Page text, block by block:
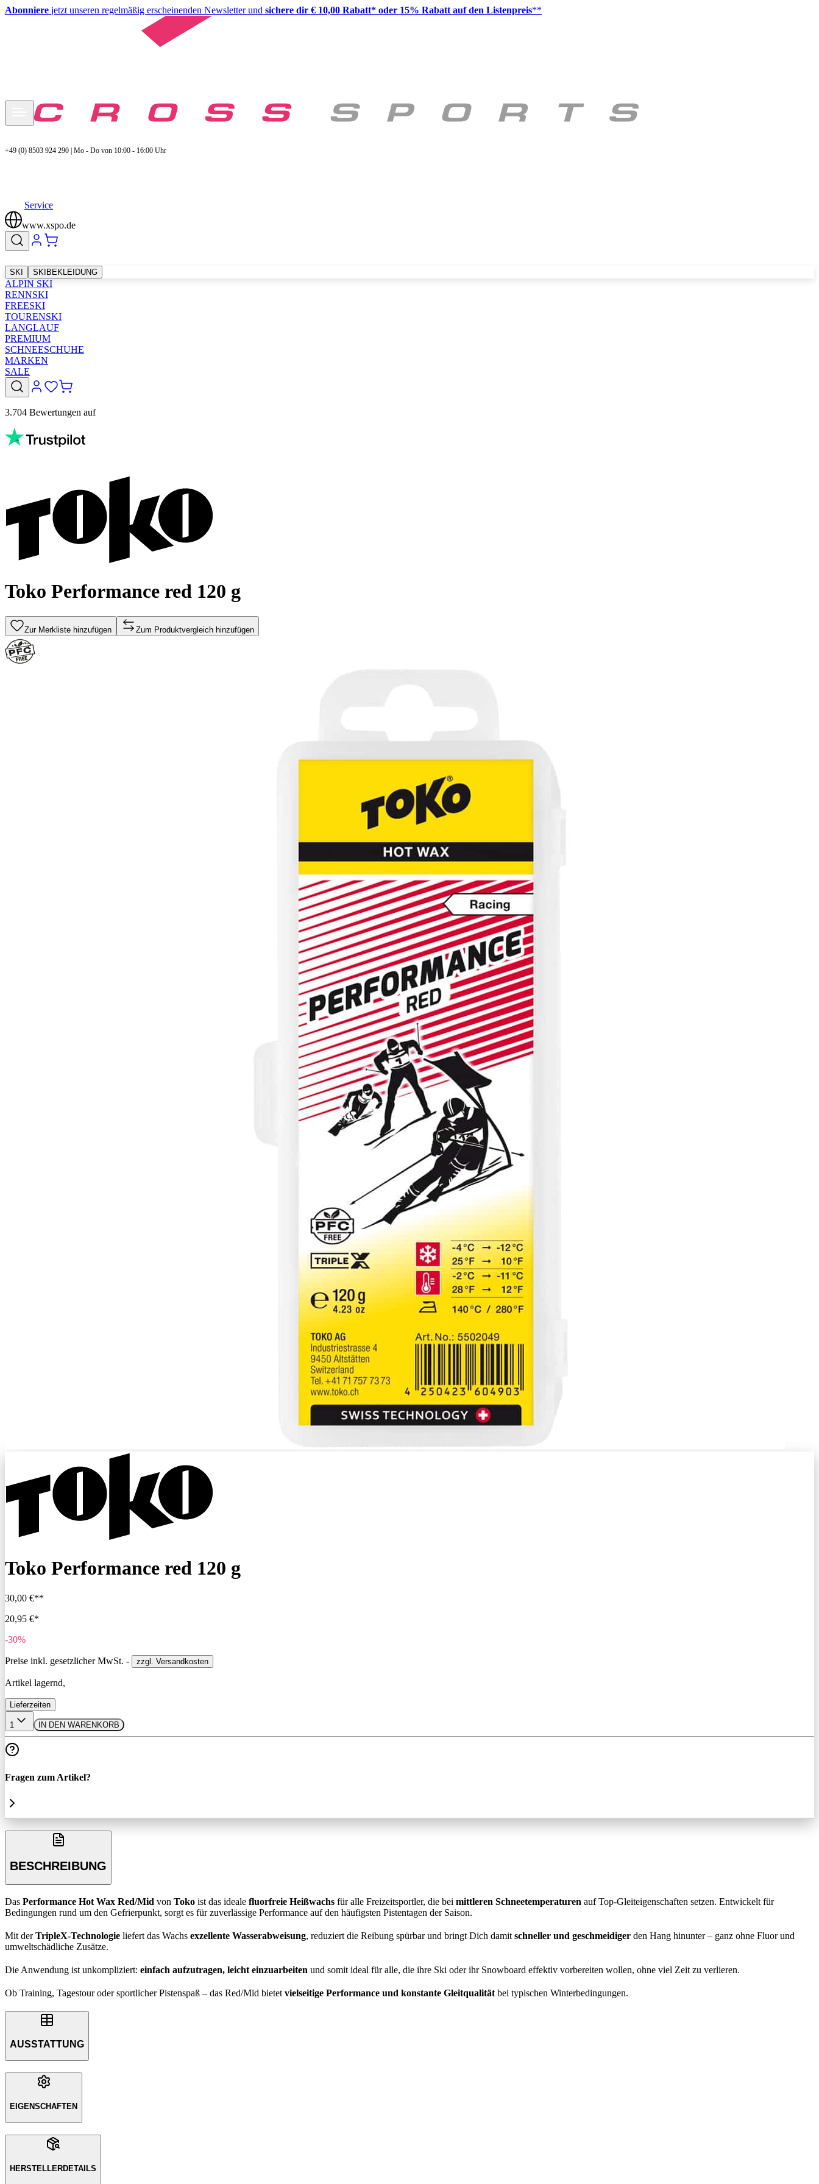
Abonniere jetzt unseren regelmäßig erscheinenden Newsletter und sichere dir € 10,00 Rabatt* oder 15% Rabatt auf den Listenpreis**
+49 (0) 8503 924 290 | Mo - Do von 10:00 - 16:00 Uhr
Service
www.xspo.de
SKI SKIBEKLEIDUNG
ALPIN SKI
RENNSKI
FREESKI
TOURENSKI
LANGLAUF
PREMIUM
SCHNEESCHUHE
MARKEN
SALE
3.704 Bewertungen auf
Toko Performance red 120 g
Zur Merkliste hinzufügen Zum Produktvergleich hinzufügen
Toko Performance red 120 g
30,00 €**
20,95 €*
-30%
Preise inkl. gesetzlicher MwSt. - zzgl. Versandkosten
Artikel lagernd,
Lieferzeiten
1 IN DEN WARENKORB
Fragen zum Artikel?
BESCHREIBUNG
Das Performance Hot Wax Red/Mid von Toko ist das ideale fluorfreie Heißwachs für alle Freizeitsportler, die bei mittleren Schneetemperaturen auf Top-Gleiteigenschaften setzen. Entwickelt für
Bedingungen rund um den Gefrierpunkt, sorgt es für zuverlässige Performance auf den häufigsten Pistentagen der Saison.
Mit derTripleX-Technologie liefert das Wachs exzellente Wasserabweisung, reduziert die Reibung spürbar und bringt Dich damit schneller und geschmeidiger den Hang hinunter – ganz ohne Fluor und
umweltschädliche Zusätze.
Die Anwendung ist unkompliziert: einfach aufzutragen, leicht einzuarbeiten und somit ideal für alle, die ihre Ski oder ihr Snowboard effektiv vorbereiten wollen, ohne viel Zeit zu verlieren.
Ob Training, Tagestour oder sportlicher Pistenspaß – das Red/Mid bietet vielseitige Performance und konstante Gleitqualität bei typischen Winterbedingungen.
AUSSTATTUNG
EIGENSCHAFTEN
HERSTELLERDETAILS